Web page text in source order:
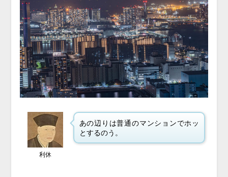
利休
あの辺りは普通のマンションでホッ
とするのう。